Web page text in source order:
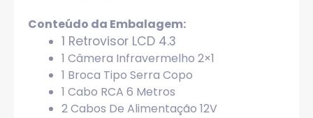
Conteúdo da Embalagem:
1 Retrovisor LCD 4.3
1 Câmera Infravermelho 2×1
1 Broca Tipo Serra Copo
1 Cabo RCA 6 Metros
2 Cabos De Alimentação 12V